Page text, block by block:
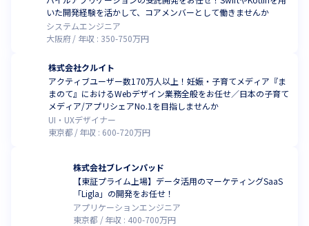
いた開発経験を活かして、コアメンバーとして働きませんか
システムエンジニア
大阪府
年収 : 350-750万円
株式会社クルイト
アクティブユーザー数170万人以上！妊娠・子育てメディア『ま
まのて』におけるWebデザイン業務全般をお任せ／日本の子育て
メディア/アプリシェアNo.1を目指しませんか
UI・UXデザイナー
東京都
年収 : 600-720万円
株式会社ブレインパッド
【東証プライム上場】データ活用のマーケティングSaaS
「Ligla」の開発をお任せ！
アプリケーションエンジニア
東京都
年収 : 400-700万円